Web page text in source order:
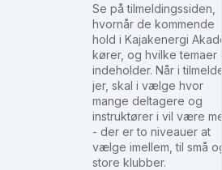
Se på tilmeldingssiden,
hvornår de kommende
hold i Kajakenergi
kører, og hvilke temaer
indeholder. Når i
jer, skal i vælge hvor
mange deltagere og
instruktører i vil være
- der er to niveauer at
vælge imellem, til små
store klubber.